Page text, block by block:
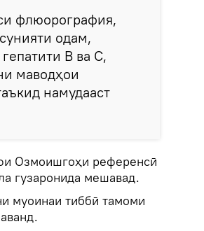
флюорография,
одам,
В ва С,
маводҳои
намудааст
Озмоишгоҳи референсӣ
гузаронида мешавад.
муоинаи тиббӣ тамоми